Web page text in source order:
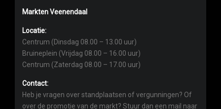
Markten Veenendaal
Locatie:
Centrum (Dinsdag 08.00 – 13.00 uur)
Bruineplein (Vrijdag 08.00 – 16.00 uur)
Centrum (Zaterdag 08.00 – 17.00 uur)
Contact:
Heb je vragen over standplaatsen of vergunningen? Of
over de promotie van de markt? Stuur dan een mail naar